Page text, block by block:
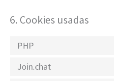
6. Cookies usadas
PHP
Join.chat